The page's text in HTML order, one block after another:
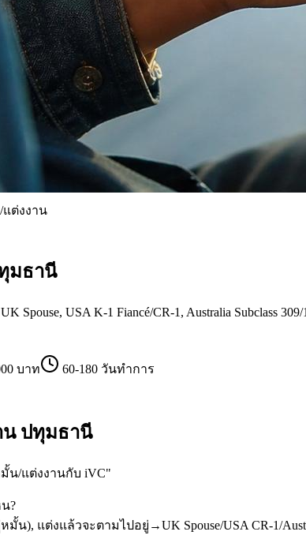
ต่งงาน
มธานี
USA K-1 Fiancé/CR-1, Australia Subclass 309/
บาท
60-180 วันทำการ
น ปทุมธานี
น/แต่งงานกับ iVC"
?
มั้น), แต่งแล้วจะตามไปอยู่→UK Spouse/USA CR-1/